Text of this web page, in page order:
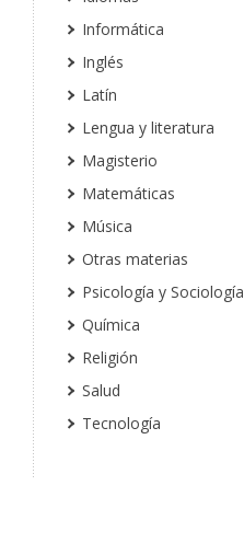
Informática
Inglés
Latín
Lengua y literatura
Magisterio
Matemáticas
Música
Otras materias
Psicología y Sociología
Química
Religión
Salud
Tecnología